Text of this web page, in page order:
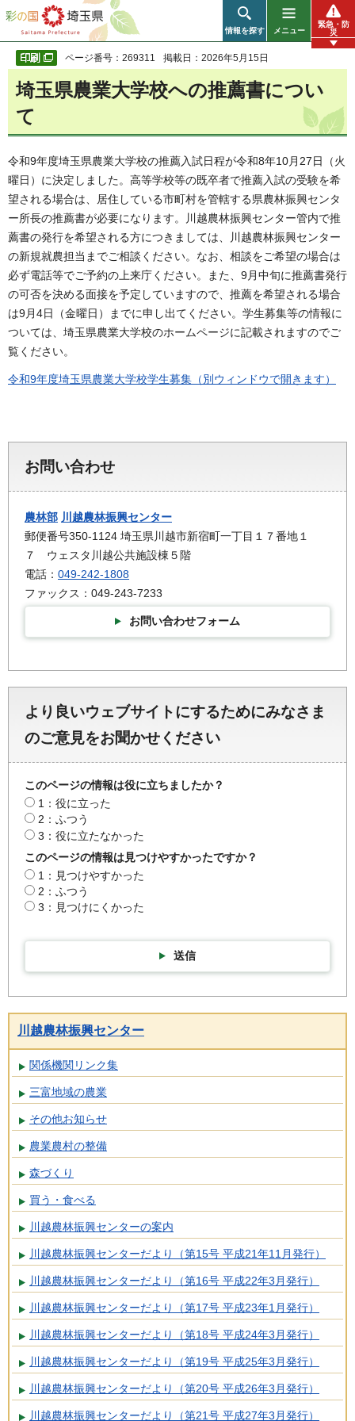
彩の国 埼玉県
情報を探す メニュー
緊急・防
災
ページ番号：269311 掲載日：2026年5月15日
埼玉県農業大学校への推薦書につい
て
令和9年度埼玉県農業大学校の推薦入試日程が令和8年10月27日（火
曜日）に決定しました。高等学校等の既卒者で推薦入試の受験を希
望される場合は、居住している市町村を管轄する県農林振興センタ
ー所長の推薦書が必要になります。川越農林振興センター管内で推
薦書の発行を希望される方につきましては、川越農林振興センター
の新規就農担当までご相談ください。なお、相談をご希望の場合は
必ず電話等でご予約の上来庁ください。また、9月中旬に推薦書発行
の可否を決める面接を予定していますので、推薦を希望される場合
は9月4日（金曜日）までに申し出てください。学生募集等の情報に
ついては、埼玉県農業大学校のホームページに記載されますのでご
覧ください。
令和9年度埼玉県農業大学校学生募集（別ウィンドウで開きます）
お問い合わせ
農林部 川越農林振興センター
郵便番号350-1124 埼玉県川越市新宿町一丁目１７番地１
７ ウェスタ川越公共施設棟５階
電話： 049-242-1808
ファックス：049-243-7233
お問い合わせフォーム
より良いウェブサイトにするためにみなさま
のご意見をお聞かせください
このページの情報は役に立ちましたか？
1：役に立った
2：ふつう
3：役に立たなかった
このページの情報は見つけやすかったですか？
1：見つけやすかった
2：ふつう
3：見つけにくかった
送信
川越農林振興センター
関係機関リンク集
三富地域の農業
その他お知らせ
農業農村の整備
森づくり
買う・食べる
川越農林振興センターの案内
川越農林振興センターだより（第15号 平成21年11月発行）
川越農林振興センターだより（第16号 平成22年3月発行）
川越農林振興センターだより（第17号 平成23年1月発行）
川越農林振興センターだより（第18号 平成24年3月発行）
川越農林振興センターだより（第19号 平成25年3月発行）
川越農林振興センターだより（第20号 平成26年3月発行）
川越農林振興センターだより（第21号 平成27年3月発行）